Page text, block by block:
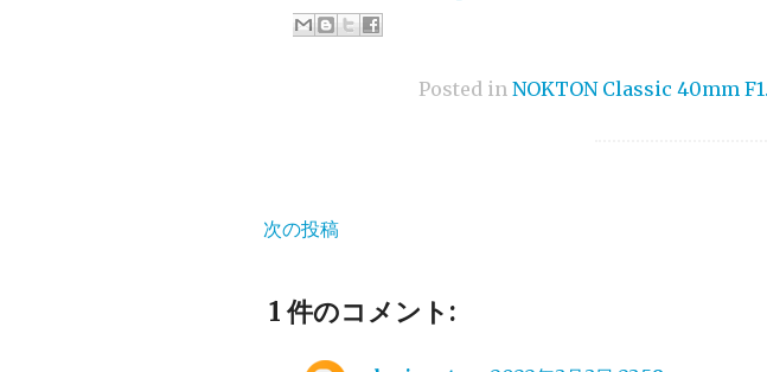
Posted in NOKTON Classic 40mm
次の投稿
1 件のコメント: